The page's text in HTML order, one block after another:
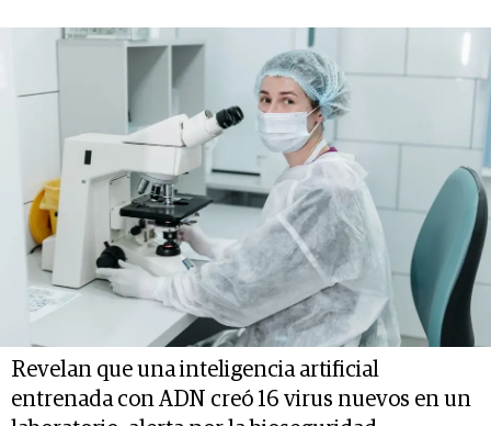
Revelan que una inteligencia artificial
entrenada con ADN creó 16 virus nuevos en un